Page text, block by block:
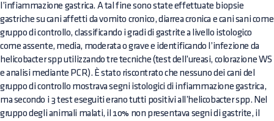
l’infiammazione gastrica. A tal fine sono state effettuate biopsie
gastriche su cani affetti da vomito cronico, diarrea cronica e cani sani come
gruppo di controllo, classificando i gradi di gastrite a livello istologico
come assente, media, moderata o grave e identificando l’infezione da
helicobacter spp utilizzando tre tecniche (test dell’ureasi, colorazione WS
e analisi mediante PCR). È stato riscontrato che nessuno dei cani del
gruppo di controllo mostrava segni istologici di infiammazione gastrica,
ma secondo i 3 test eseguiti erano tutti positivi all’helicobacter spp. Nel
gruppo degli animali malati, il 10% non presentava segni di gastrite, il